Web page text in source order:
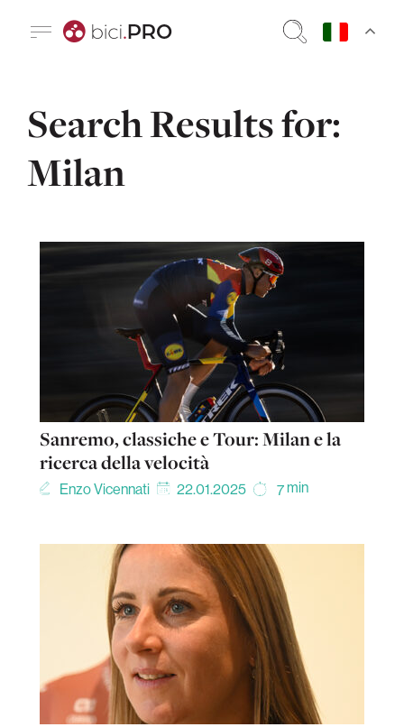
Search Results for:
Milan
Sanremo, classiche e Tour: Milan e la
ricerca della velocità
Enzo Vicennati 22.01.2025 7min